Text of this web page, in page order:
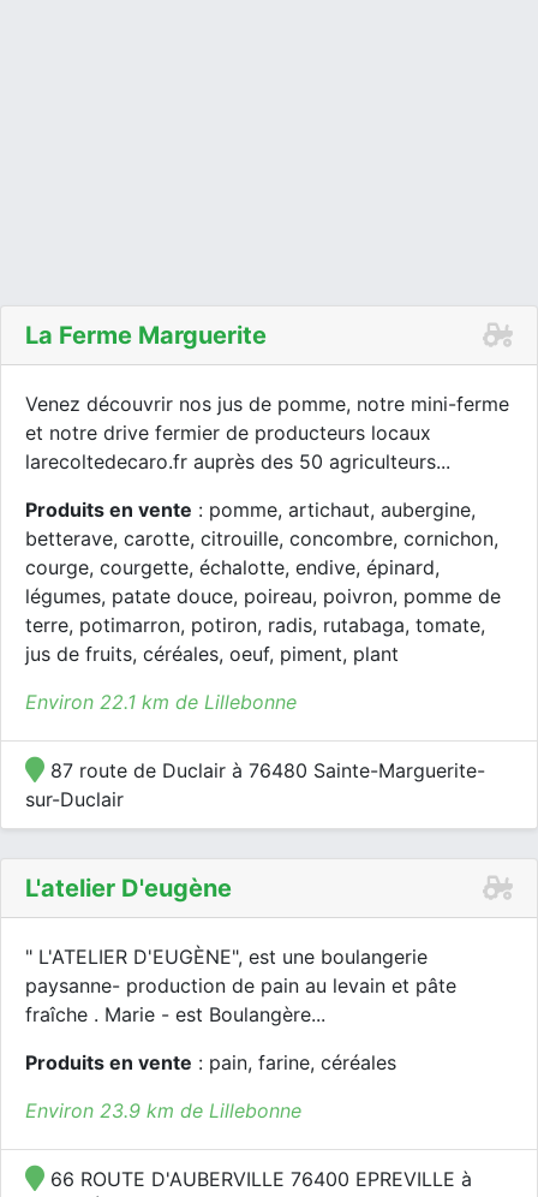
La Ferme Marguerite
Venez découvrir nos jus de pomme, notre mini-ferme
et notre drive fermier de producteurs locaux
larecoltedecaro.fr auprès des 50 agriculteurs...
Produits en vente : pomme, artichaut, aubergine,
betterave, carotte, citrouille, concombre, cornichon,
courge, courgette, échalotte, endive, épinard,
légumes, patate douce, poireau, poivron, pomme de
terre, potimarron, potiron, radis, rutabaga, tomate,
jus de fruits, céréales, oeuf, piment, plant
Environ 22.1 km de Lillebonne
87 route de Duclair à 76480 Sainte-Marguerite-
sur-Duclair
L'atelier D'eugène
" L'ATELIER D'EUGÈNE", est une boulangerie
paysanne- production de pain au levain et pâte
fraîche . Marie - est Boulangère...
Produits en vente : pain, farine, céréales
Environ 23.9 km de Lillebonne
66 ROUTE D'AUBERVILLE 76400 EPREVILLE à